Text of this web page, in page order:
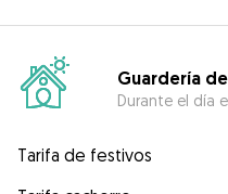
Guardería
Durante el día
Tarifa de festivos